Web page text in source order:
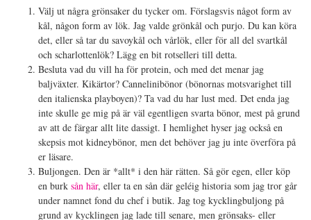
Välj ut några grönsaker du tycker om. Förslagsvis något form av
kål, någon form av lök. Jag valde grönkål och purjo. Du kan köra
det, eller så tar du savoykål och vårlök, eller för all del svartkål
och scharlottenlök? Lägg en bit rotselleri till detta.
Besluta vad du vill ha för protein, och med det menar jag
baljväxter. Kikärtor? Cannelinibönor (bönornas motsvarighet till
den italienska playboyen)? Ta vad du har lust med. Det enda jag
inte skulle ge mig på är väl egentligen svarta bönor, mest på grund
av att de färgar allt lite dassigt. I hemlighet hyser jag också en
skepsis mot kidneybönor, men det behöver jag ju inte överföra på
er läsare.
Buljongen. Den är *allt* i den här rätten. Så gör egen, eller köp
en burk sån här, eller ta en sån där geléig historia som jag tror går
under namnet fond du chef i butik. Jag tog kycklingbuljong på
grund av kycklingen jag lade till senare, men grönsaks- eller